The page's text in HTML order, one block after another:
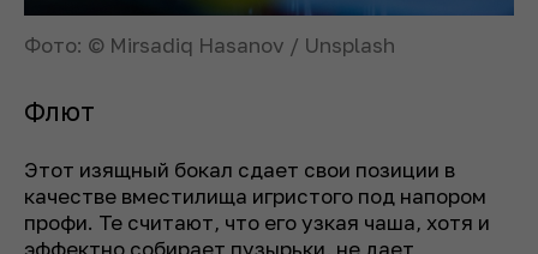
Фото: © Mirsadiq Hasanov / Unsplash
Флют
Этот изящный бокал сдает свои позиции в
качестве вместилища игристого под напором
профи. Те считают, что его узкая чаша, хотя и
эффектно собирает пузырьки, не дает